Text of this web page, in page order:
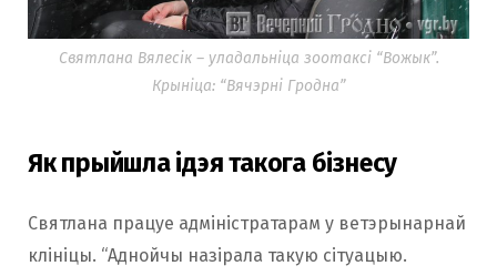
Святлана Вялесік – уладальніца зоотаксі “Вожык”.
Крыніца: “Вячэрні Гродна”
Як прыйшла ідэя такога бізнесу
Святлана працуе адміністратарам у ветэрынарнай
клініцы. “Аднойчы назірала такую сітуацыю.